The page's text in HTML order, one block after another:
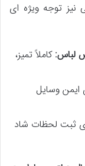
نیز توجه ویژه ای
لباس:کاملاً تمیز،
ایمن وسایل
ثبت لحظات شاد